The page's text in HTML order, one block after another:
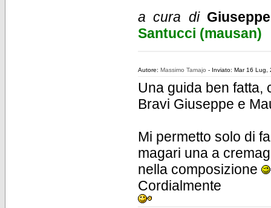
a cura di
Santucci (mausan)
Autore: Massimo Tamajo - Inviato: Mar 16 Lug,
Una guida ben fatta,
Bravi Giuseppe e
Mi permetto solo di
magari una a
nella composizione
Cordialmente